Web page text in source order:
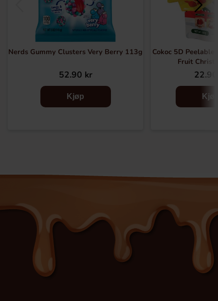
Nerds Gummy Clusters Very Berry 113g
52.90 kr
Kjøp
Cokoc 5D Peelable
Fruit